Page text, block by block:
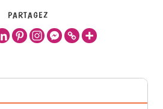
PARTAGEZ